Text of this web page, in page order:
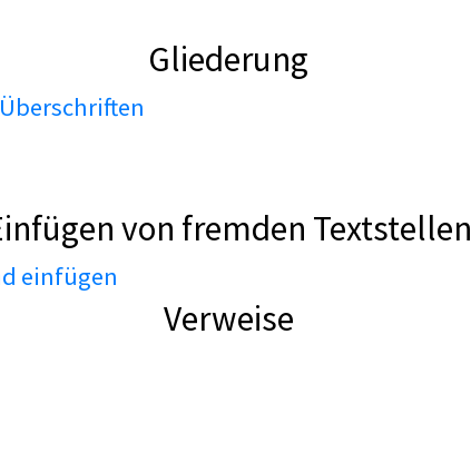
Gliederung
von fremden Textstellen
einfügen
Verweise